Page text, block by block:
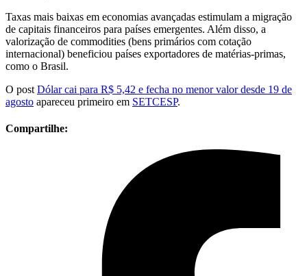
Taxas mais baixas em economias avançadas estimulam a migração
de capitais financeiros para países emergentes. Além disso, a
valorização de commodities (bens primários com cotação
internacional) beneficiou países exportadores de matérias-primas,
como o Brasil.
O post Dólar cai para R$ 5,42 e fecha no menor valor desde 19 de
agosto apareceu primeiro em SETCESP.
Compartilhe: